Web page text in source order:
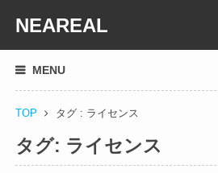
NEAREAL
MENU
TOP タグ : ライセンス
タグ: ライセンス